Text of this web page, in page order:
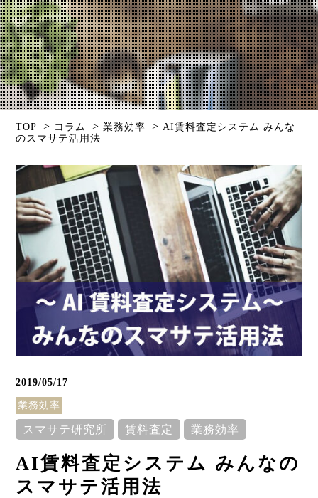
TOP > コラム >業務効率 > AI賃料査定システム みんな
のスマサテ活用法
2019/05/17
業務効率
スマサテ研究所 賃料査定 業務効率
AI賃料査定システム みんなの
スマサテ活用法